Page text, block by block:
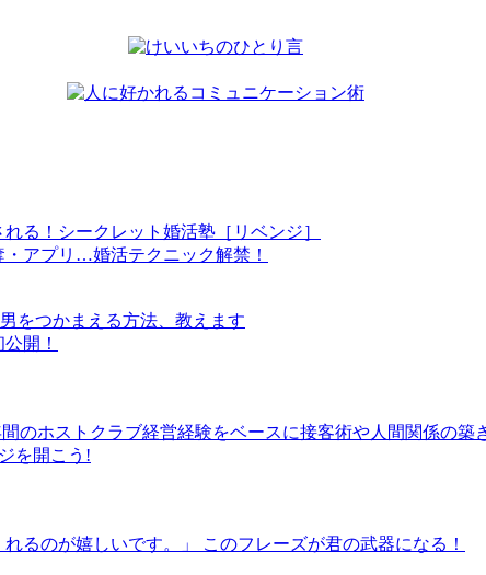
る！シークレット婚活塾［リベンジ］
アプリ…婚活テクニック解禁！
をつかまえる方法、教えます
開！
のホストクラブ経営経験をベースに接客術や人間関係の
を開こう!
るのが嬉しいです。」 このフレーズが君の武器になる！